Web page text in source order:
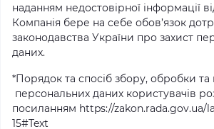
наданням недостовірної інформації
Компанія бере на себе обов’язок
законодавства України про захист
даних.
*Порядок та спосіб збору, обробки
персональних даних користувачів
посиланням https://zakon.rada.gov.ua/
15#Text